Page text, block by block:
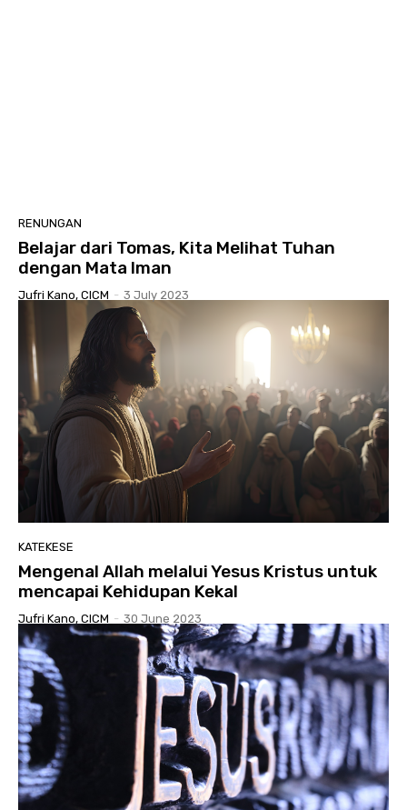
RENUNGAN
Belajar dari Tomas, Kita Melihat Tuhan
dengan Mata Iman
Jufri Kano, CICM - 3 July 2023
KATEKESE
Mengenal Allah melalui Yesus Kristus untuk
mencapai Kehidupan Kekal
Jufri Kano, CICM - 30 June 2023